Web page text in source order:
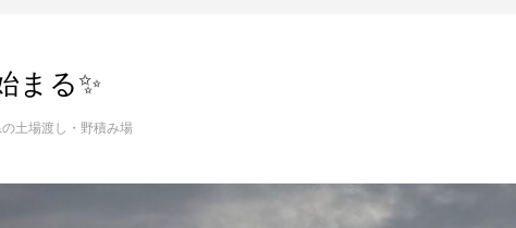
まる✨
の土場渡し・野積み場